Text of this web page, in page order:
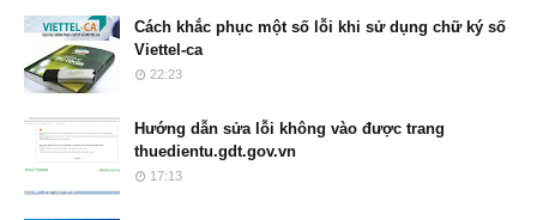
Cách khắc phục một số lỗi khi sử dụng chữ ký số
Viettel-ca
22:23
Hướng dẫn sửa lỗi không vào được trang
thuedientu.gdt.gov.vn
17:13